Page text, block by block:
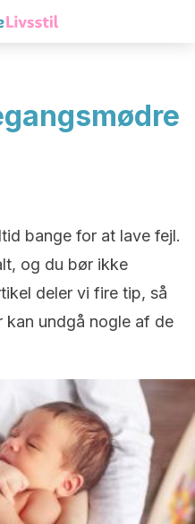
bange for at lave fejl.
og du bør ikke
deler vi fire tip, så
kan undgå nogle af de